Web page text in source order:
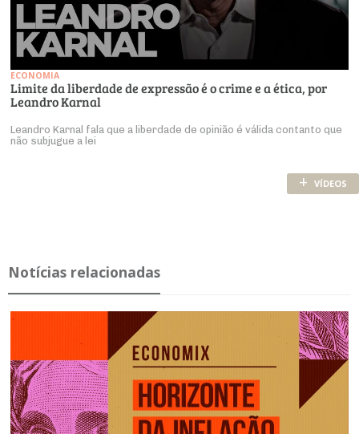
ECONOMIA
Limite da liberdade de expressão é o crime e a ética, por
Leandro Karnal
Leandro Karnal fala que a liberdade de opinião é válida contanto que
não subjugue a lei
+ VÍDEOS
Notícias relacionadas